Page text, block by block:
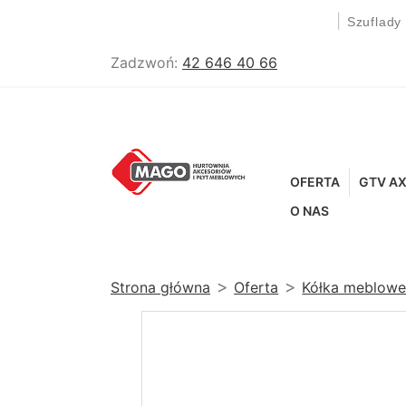
Zadzwoń: 42 646 40 66
OFERTA
GTV
O NAS
Strona główna Oferta Kółka meblowe